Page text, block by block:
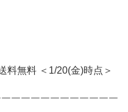
料無料 ＜1/20(金)時点＞
￣￣￣￣￣￣￣￣￣￣￣